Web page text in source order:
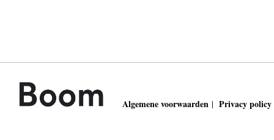
Algemene voorwaarden | Privacy policy